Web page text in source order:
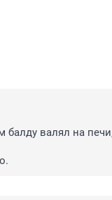
валял на